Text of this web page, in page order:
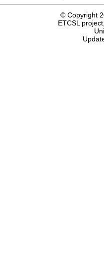
© Copyright
ETCSL